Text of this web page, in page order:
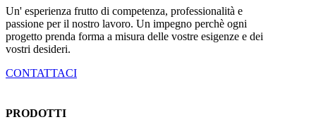
Un' esperienza frutto di competenza, professionalità e
passione per il nostro lavoro. Un impegno perchè ogni
progetto prenda forma a misura delle vostre esigenze e dei
vostri desideri.
CONTATTACI
PRODOTTI